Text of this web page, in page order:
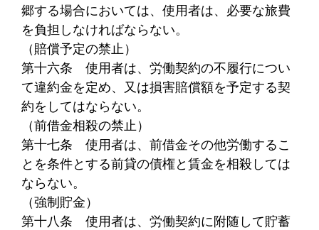
郷する場合においては、使用者は、必要な旅費
を負担しなければならない。
（賠償予定の禁止）
第十六条 使用者は、労働契約の不履行につい
て違約金を定め、又は損害賠償額を予定する契
約をしてはならない。
（前借金相殺の禁止）
第十七条 使用者は、前借金その他労働するこ
とを条件とする前貸の債権と賃金を相殺しては
ならない。
（強制貯金）
第十八条 使用者は、労働契約に附随して貯蓄